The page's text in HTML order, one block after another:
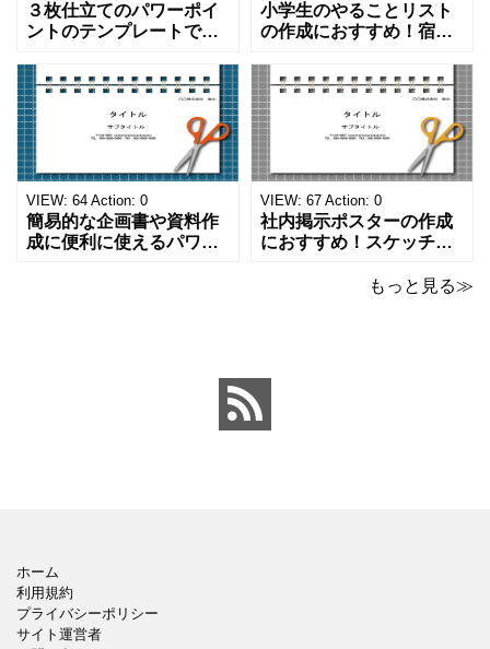
３枚仕立てのパワーポイ
ントのテンプレートで
ペンのワンポイントイラ
ストが描かれています。
ご案内やお知らせなど簡
単な資料を時短で作成で
きる便利なフォーマット
になります。 文房具好き
の方、掲示ポスターを作
成をされたい方におす
小学生のやることリスト
の作成におすすめ！宿題
事をまとめたい時のフォ
ーマットにおすすめしま
す。 ノートタイプのフォ
ーマットで文字入れをし
やすく、壁に貼ってもか
わいいデザインです。お
子さんが見てもテンショ
ンが上がるテンプレ
VIEW: 64 Action: 0
簡易的な企画書や資料作
成に便利に使えるパワー
VIEW: 67 Action: 0
社内掲示ポスターの作成
におすすめ！スケッチブ
なパワーポイントのテン
トにおすすめします。 ダ
ウンロードしてテキス
もっと見る≫
ホーム
利用規約
プライバシーポリシー
サイト運営者